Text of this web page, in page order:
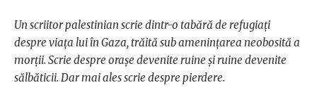
Un scriitor palestinian scrie dintr-o tabără de refugiați
despre viața lui în Gaza, trăită sub amenințarea neobosită a
morții. Scrie despre orașe devenite ruine și ruine devenite
sălbăticii. Dar mai ales scrie despre pierdere.